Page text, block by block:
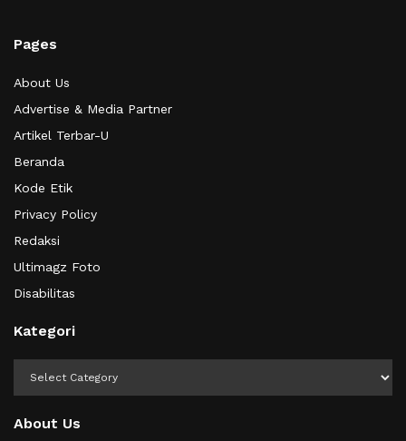
Pages
About Us
Advertise & Media Partner
Artikel Terbar-U
Beranda
Kode Etik
Privacy Policy
Redaksi
Ultimagz Foto
Disabilitas
Kategori
About Us